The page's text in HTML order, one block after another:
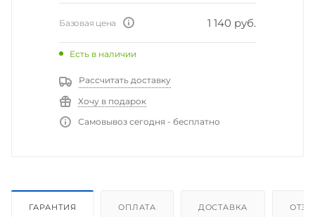
Базовая цена 1 140 руб.
Есть в наличии
Рассчитать доставку
Хочу в подарок
Самовывоз сегодня - бесплатно
ГАРАНТИЯ ОПЛАТА ДОСТАВКА